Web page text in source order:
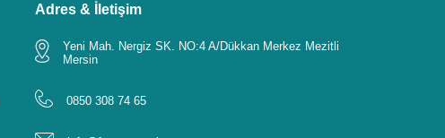
Adres & İletişim
Yeni Mah. Nergiz SK. NO:4 A/Dükkan Merkez Mezitli
Mersin
0850 308 74 65